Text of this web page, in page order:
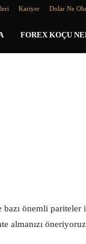
Kariyer Dolar Ne
FOREX KOÇU
önemli pariteler
almanızı